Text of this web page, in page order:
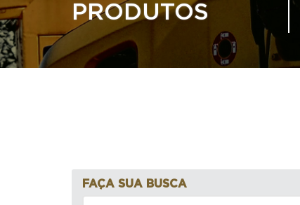
PRODUTOS
FAÇA SUA BUSCA